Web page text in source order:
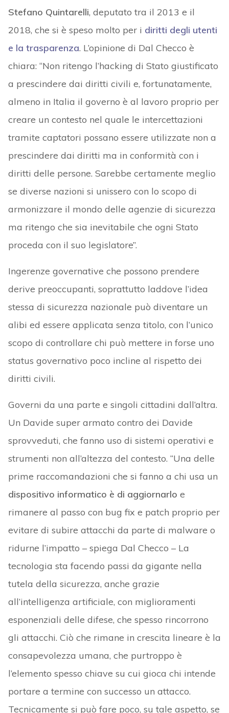
Stefano Quintarelli, deputato tra il 2013 e il
2018, che si è speso molto per i diritti degli utenti
e la trasparenza. L’opinione di Dal Checco è
chiara: “Non ritengo l’hacking di Stato giustificato
a prescindere dai diritti civili e, fortunatamente,
almeno in Italia il governo è al lavoro proprio per
creare un contesto nel quale le intercettazioni
tramite captatori possano essere utilizzate non a
prescindere dai diritti ma in conformità con i
diritti delle persone. Sarebbe certamente meglio
se diverse nazioni si unissero con lo scopo di
armonizzare il mondo delle agenzie di sicurezza
ma ritengo che sia inevitabile che ogni Stato
proceda con il suo legislatore”.
Ingerenze governative che possono prendere
derive preoccupanti, soprattutto laddove l’idea
stessa di sicurezza nazionale può diventare un
alibi ed essere applicata senza titolo, con l’unico
scopo di controllare chi può mettere in forse uno
status governativo poco incline al rispetto dei
diritti civili.
Governi da una parte e singoli cittadini dall’altra.
Un Davide super armato contro dei Davide
sprovveduti, che fanno uso di sistemi operativi e
strumenti non all’altezza del contesto. “Una delle
prime raccomandazioni che si fanno a chi usa un
dispositivo informatico è di aggiornarlo e
rimanere al passo con bug fix e patch proprio per
evitare di subire attacchi da parte di malware o
ridurne l’impatto – spiega Dal Checco – La
tecnologia sta facendo passi da gigante nella
tutela della sicurezza, anche grazie
all’intelligenza artificiale, con miglioramenti
esponenziali delle difese, che spesso rincorrono
gli attacchi. Ciò che rimane in crescita lineare è la
consapevolezza umana, che purtroppo è
l’elemento spesso chiave su cui gioca chi intende
portare a termine con successo un attacco.
Tecnicamente si può fare poco, su tale aspetto, se